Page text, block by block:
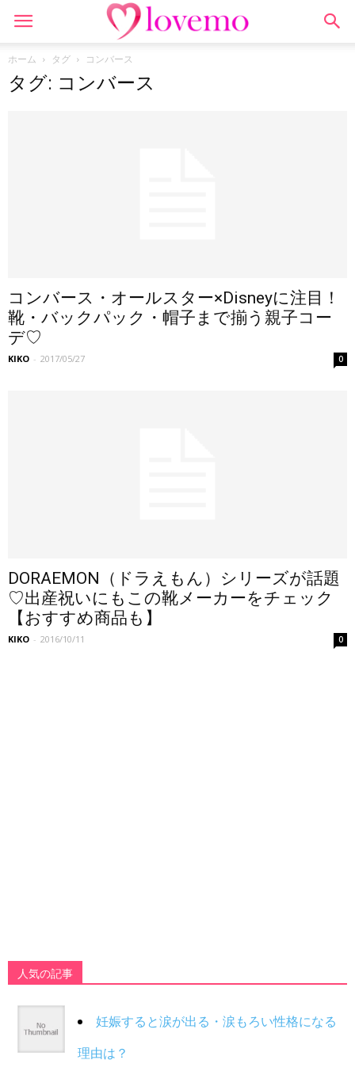
ホーム タグ コンバース
タグ: コンバース
コンバース・オールスター×Disneyに注目！
靴・バックパック・帽子まで揃う親子コー
デ♡
KIKO - 2017/05/27 0
DORAEMON（ドラえもん）シリーズが話題
♡出産祝いにもこの靴メーカーをチェック
【おすすめ商品も】
KIKO - 2016/10/11 0
人気の記事
妊娠すると涙が出る・涙もろい性格になる
理由は？